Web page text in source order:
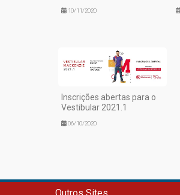
10/11/2020
Inscrições abertas para o
Vestibular 2021.1
06/10/2020